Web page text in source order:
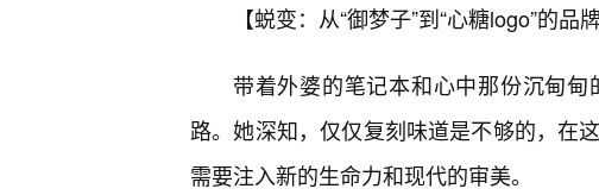
【蜕变：从“御梦子”到“心糖logo”的品
带着外婆的笔记本和心中那份沉甸
路。她深知，仅仅复刻味道是不够的，在
需要注入新的生命力和现代的审美。